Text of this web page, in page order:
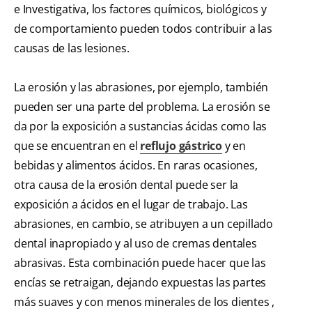
e Investigativa, los factores químicos, biológicos y
de comportamiento pueden todos contribuir a las
causas de las lesiones.
La erosión y las abrasiones, por ejemplo, también
pueden ser una parte del problema. La erosión se
da por la exposición a sustancias ácidas como las
que se encuentran en el reflujo gástricoy en
bebidas y alimentos ácidos. En raras ocasiones,
otra causa de la erosión dental puede ser la
exposición a ácidos en el lugar de trabajo. Las
abrasiones, en cambio, se atribuyen a un cepillado
dental inapropiado y al uso de cremas dentales
abrasivas. Esta combinación puede hacer que las
encías se retraigan, dejando expuestas las partes
más suaves y con menos minerales de los dientes ,